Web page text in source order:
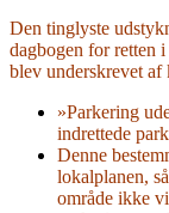
Den tinglyste
dagbogen for retten
blev underskrevet af
»Parkering
indrettede
Denne
lokalplanen,
område ikke